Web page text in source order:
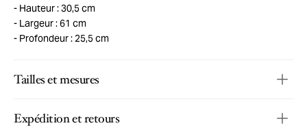
Hauteur : 30,5 cm
Largeur : 61 cm
Profondeur : 25,5 cm
Tailles et mesures
Expédition et retours